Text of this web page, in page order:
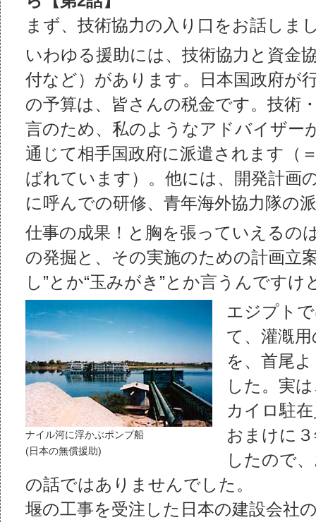
まず、技術協力の入り口をお話しま
いわゆる援助には、技術協力と資金
付など）があります。日本国政府が
の予算は、皆さんの税金です。技術
言のため、私のようなアドバイザー
通じて相手国政府に派遣されます（
ばれています）。他には、開発計画
に呼んでの研修、青年海外協力隊の
仕事の成果！と胸を張っていえるの
の発掘と、その実施のための計画立
し”とか“玉みがき”とか言うんですけ
ナイル河に浮かぶポンプ船
(日本の無償援助)
エジプト
て、灌漑
を、首尾
した。実
カイロ駐
おまけに
したので
の話ではありませんでした。
堰の工事を受注した日本の建設会社